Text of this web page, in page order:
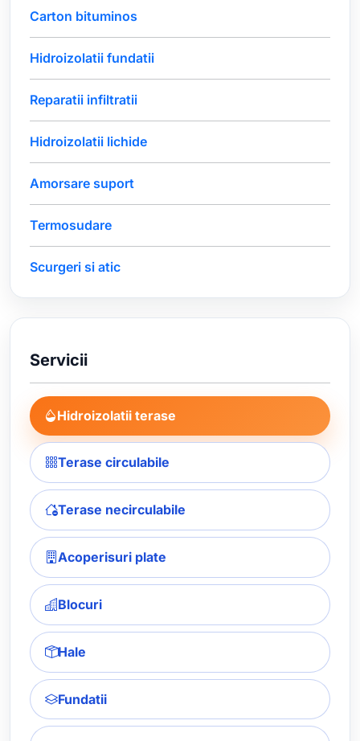
Carton bituminos
Hidroizolatii fundatii
Reparatii infiltratii
Hidroizolatii lichide
Amorsare suport
Termosudare
Scurgeri si atic
Servicii
Hidroizolatii terase
Terase circulabile
Terase necirculabile
Acoperisuri plate
Blocuri
Hale
Fundatii